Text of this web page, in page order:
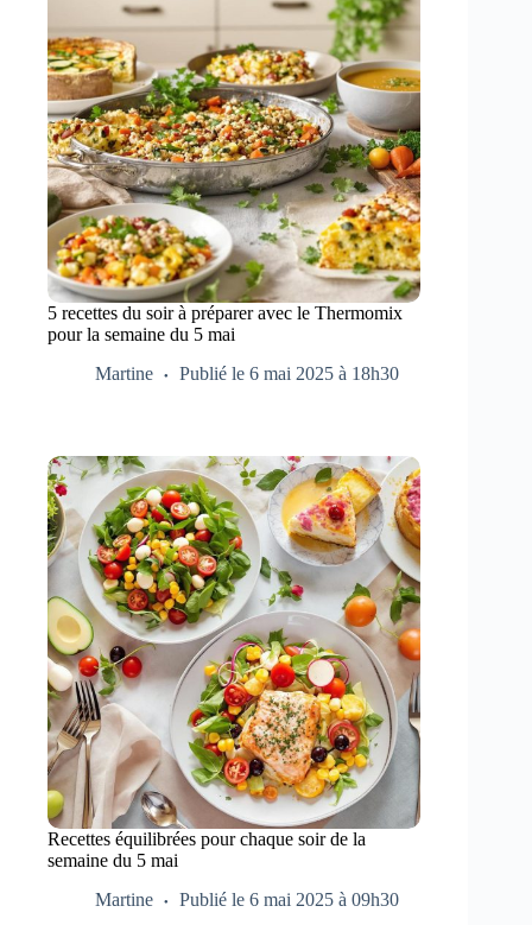
5 recettes du soir à préparer avec le Thermomix
pour la semaine du 5 mai
Martine
Publié le 6 mai 2025 à 18h30
Recettes équilibrées pour chaque soir de la
semaine du 5 mai
Martine
Publié le 6 mai 2025 à 09h30